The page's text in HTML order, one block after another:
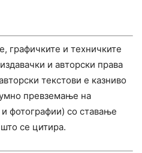
графичките и техничките
и авторски права
текстови е казниво
превземање на
фотографии) со ставање
се цитира.